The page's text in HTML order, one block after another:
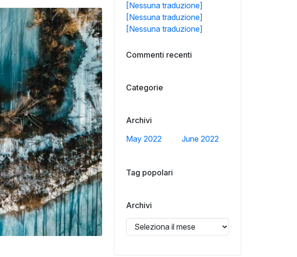
[Nessuna traduzione]
[Nessuna traduzione]
[Nessuna traduzione]
Commenti recenti
Categorie
Archivi
May 2022
June 2022
Tag popolari
Archivi